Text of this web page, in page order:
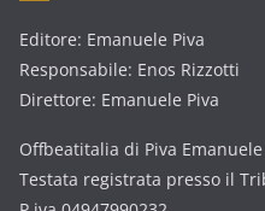
Editore: Emanuele Piva
Responsabile: Enos Rizzotti
Direttore: Emanuele Piva
Offbeatitalia di Piva Emanuele
Testata registrata presso il